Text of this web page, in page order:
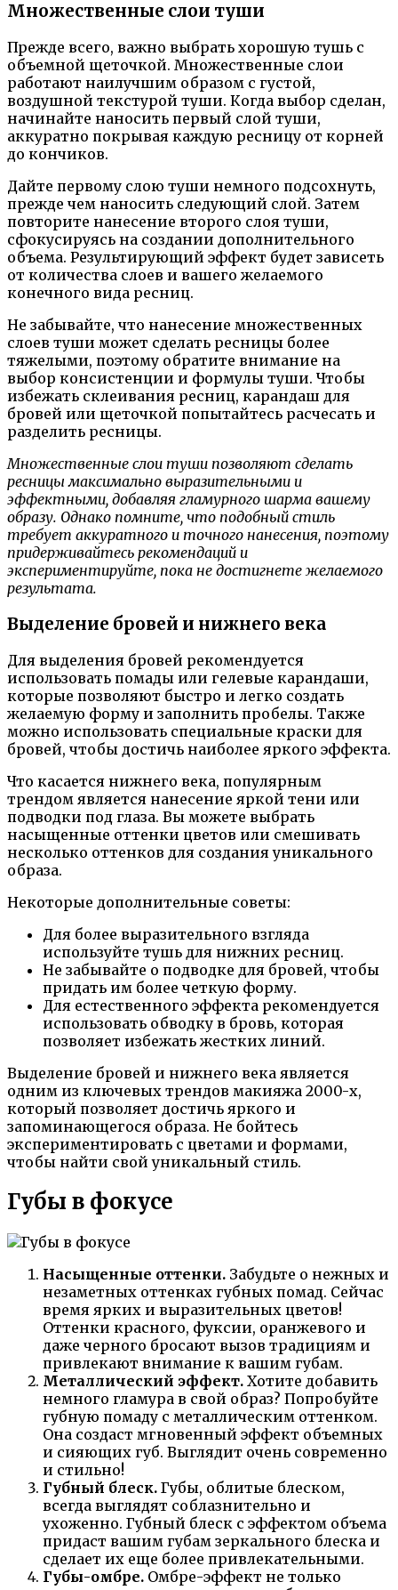
Множественные слои туши
Прежде всего, важно выбрать хорошую тушь с
объемной щеточкой. Множественные слои
работают наилучшим образом с густой,
воздушной текстурой туши. Когда выбор сделан,
начинайте наносить первый слой туши,
аккуратно покрывая каждую ресницу от корней
до кончиков.
Дайте первому слою туши немного подсохнуть,
прежде чем наносить следующий слой. Затем
повторите нанесение второго слоя туши,
сфокусируясь на создании дополнительного
объема. Результирующий эффект будет зависеть
от количества слоев и вашего желаемого
конечного вида ресниц.
Не забывайте, что нанесение множественных
слоев туши может сделать ресницы более
тяжелыми, поэтому обратите внимание на
выбор консистенции и формулы туши. Чтобы
избежать склеивания ресниц, карандаш для
бровей или щеточкой попытайтесь расчесать и
разделить ресницы.
Множественные слои туши позволяют сделать
ресницы максимально выразительными и
эффектными, добавляя гламурного шарма вашему
образу. Однако помните, что подобный стиль
требует аккуратного и точного нанесения, поэтому
придерживайтесь рекомендаций и
экспериментируйте, пока не достигнете желаемого
результата.
Выделение бровей и нижнего века
Для выделения бровей рекомендуется
использовать помады или гелевые карандаши,
которые позволяют быстро и легко создать
желаемую форму и заполнить пробелы. Также
можно использовать специальные краски для
бровей, чтобы достичь наиболее яркого эффекта.
Что касается нижнего века, популярным
трендом является нанесение яркой тени или
подводки под глаза. Вы можете выбрать
насыщенные оттенки цветов или смешивать
несколько оттенков для создания уникального
образа.
Некоторые дополнительные советы:
Для более выразительного взгляда
используйте тушь для нижних ресниц.
Не забывайте о подводке для бровей, чтобы
придать им более четкую форму.
Для естественного эффекта рекомендуется
использовать обводку в бровь, которая
позволяет избежать жестких линий.
Выделение бровей и нижнего века является
одним из ключевых трендов макияжа 2000-х,
который позволяет достичь яркого и
запоминающегося образа. Не бойтесь
экспериментировать с цветами и формами,
чтобы найти свой уникальный стиль.
Губы в фокусе
Насыщенные оттенки. Забудьте о нежных и
незаметных оттенках губных помад. Сейчас
время ярких и выразительных цветов!
Оттенки красного, фуксии, оранжевого и
даже черного бросают вызов традициям и
привлекают внимание к вашим губам.
Металлический эффект. Хотите добавить
немного гламура в свой образ? Попробуйте
губную помаду с металлическим оттенком.
Она создаст мгновенный эффект объемных
и сияющих губ. Выглядит очень современно
и стильно!
Губный блеск. Губы, облитые блеском,
всегда выглядят соблазнительно и
ухоженно. Губный блеск с эффектом объема
придаст вашим губам зеркального блеска и
сделает их еще более привлекательными.
Губы-омбре. Омбре-эффект не только